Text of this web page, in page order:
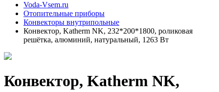
Voda-Vsem.ru
Отопительные приборы
Конвекторы внутрипольные
Конвектор, Katherm NK, 232*200*1800, роликовая
решётка, алюминий, натуральный, 1263 Вт
Конвектор, Katherm NK,